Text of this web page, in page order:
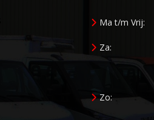
Ma t/m Vrij:
Za:
Zo: